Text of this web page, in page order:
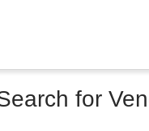
for